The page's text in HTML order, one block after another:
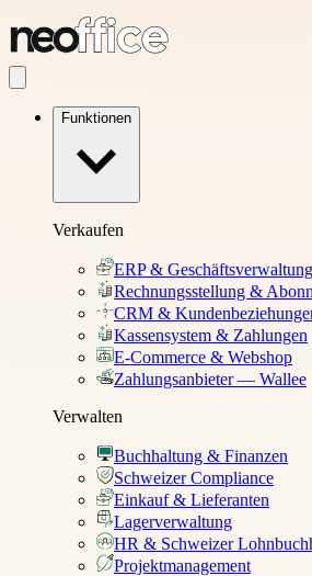
Funktionen
Verkaufen
ERP & Geschäftsverwaltung
Rechnungsstellung &
CRM &
Kassensystem & Zahlungen
E-Commerce & Webshop
Zahlungsanbieter — Wallee
Verwalten
Buchhaltung & Finanzen
Schweizer Compliance
Einkauf & Lieferanten
Lagerverwaltung
HR & Schweizer
Projektmanagement